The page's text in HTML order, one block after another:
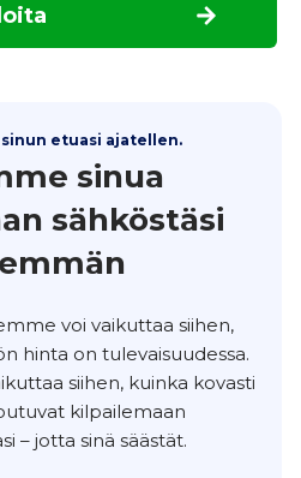
etuasi ajatellen.
sinua
sähköstäsi
voi vaikuttaa siihen,
hinta on tulevaisuudessa.
siihen, kuinka kovasti
kilpailemaan
– jotta sinä säästät.